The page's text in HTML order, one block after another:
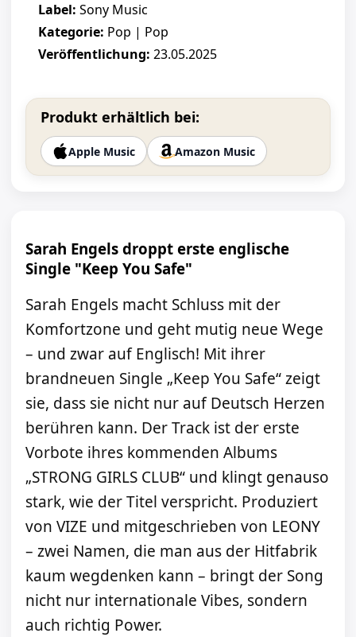
Label: Sony Music
Kategorie: Pop | Pop
Veröffentlichung: 23.05.2025
Produkt erhältlich bei:
Apple Music Amazon Music
Sarah Engels droppt erste englische
Single "Keep You Safe"
Sarah Engels macht Schluss mit der
Komfortzone und geht mutig neue Wege
– und zwar auf Englisch! Mit ihrer
brandneuen Single „Keep You Safe“ zeigt
sie, dass sie nicht nur auf Deutsch Herzen
berühren kann. Der Track ist der erste
Vorbote ihres kommenden Albums
„STRONG GIRLS CLUB“ und klingt genauso
stark, wie der Titel verspricht. Produziert
von VIZE und mitgeschrieben von LEONY
– zwei Namen, die man aus der Hitfabrik
kaum wegdenken kann – bringt der Song
nicht nur internationale Vibes, sondern
auch richtig Power.